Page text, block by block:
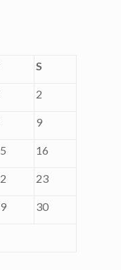
S
2
9
16
23
30